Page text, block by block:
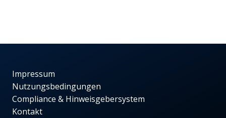
Impressum
Nutzungsbedingungen
Compliance & Hinweisgebersystem
Kontakt